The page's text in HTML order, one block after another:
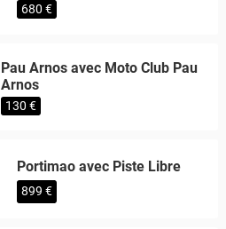
680 €
Pau Arnos avec Moto Club Pau
Arnos
130 €
Portimao avec Piste Libre
899 €